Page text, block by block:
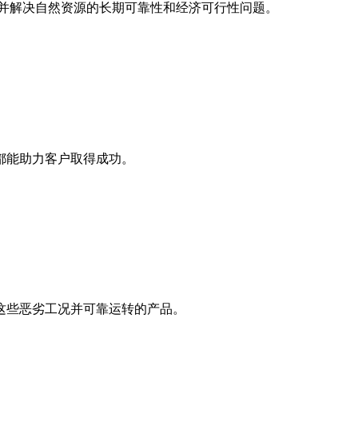
决自然资源的长期可靠性和经济可行性问题。
助力客户取得成功。
恶劣工况并可靠运转的产品。